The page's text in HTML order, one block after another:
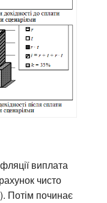
виплата
чисто
Потім починає